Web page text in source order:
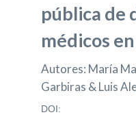
pública de
médicos
Autores: María
Garbiras & Luis
DOI: